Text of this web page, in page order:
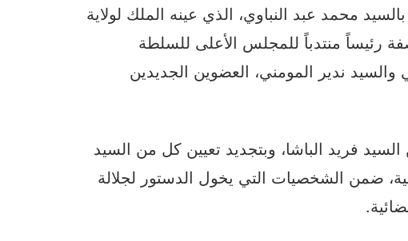
محمد عبد النباوي، الذي عينه الملك لولاية
رئيساً منتدباً للمجلس الأعلى للسلطة
ندير المومني، العضوين الجديدين
فريد الباشا، وبتجديد تعيين كل من السيد
ضمن الشخصيات التي يخول الدستور لجلالة